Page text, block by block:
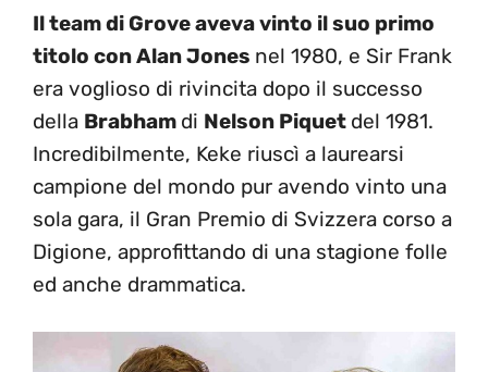
Il team di Grove aveva vinto il suo primo
titolo con Alan Jones nel 1980, e Sir Frank
era voglioso di rivincita dopo il successo
della Brabham di Nelson Piquet del 1981.
Incredibilmente, Keke riuscì a laurearsi
campione del mondo pur avendo vinto una
sola gara, il Gran Premio di Svizzera corso a
Digione, approfittando di una stagione folle
ed anche drammatica.